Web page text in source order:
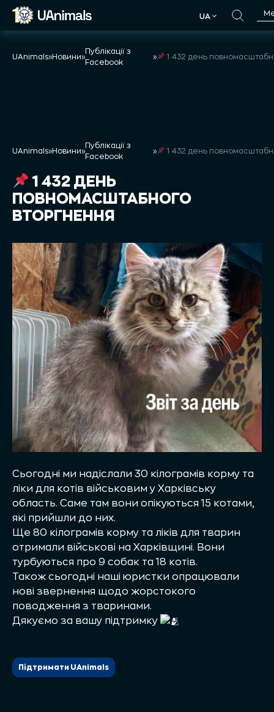
Skip
UA
UAnimals»Новини»
Публікації з
Facebook
» 1 432 день повномасштабного
UAnimals»Новини»
Публікації з
Facebook
» 1 432 день повномасштабного
1 432 ДЕНЬ
ПОВНОМАСШТАБНОГО
ВТОРГНЕННЯ
Сьогодні ми надіслали 30 кілограмів корму та
ліки для котів військовим у Харківську
область. Саме там вони опікуються 15 котами,
які прийшли до них.
Ще 80 кілограмів корму та ліків для тварин
отримали військові на Харківщині. Вони
турбуються про 9 собак та 18 котів.
Також сьогодні наші юристки опрацювали
нові звернення щодо жорстокого
поводження з тваринами.
Дякуємо за вашу підтримку
Підтримати UAnimals